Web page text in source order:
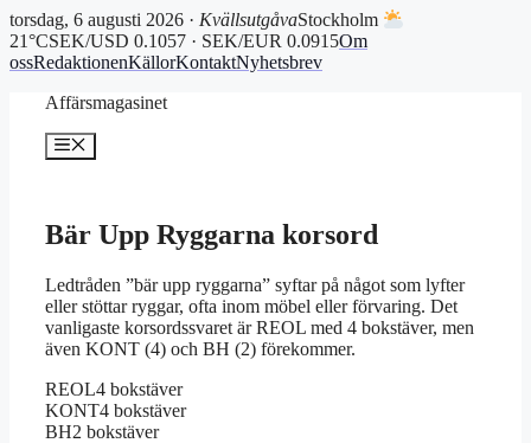
torsdag, 6 augusti 2026 · KvällsutgåvaStockholm
21°CSEK/USD 0.1057 · SEK/EUR 0.0915Om
ossRedaktionenKällorKontaktNyhetsbrev
Affärsmagasinet
Meny
Bär Upp Ryggarna korsord
Ledtråden ”bär upp ryggarna” syftar på något som lyfter
eller stöttar ryggar, ofta inom möbel eller förvaring. Det
vanligaste korsordssvaret är REOL med 4 bokstäver, men
även KONT (4) och BH (2) förekommer.
REOL4 bokstäver
KONT4 bokstäver
BH2 bokstäver